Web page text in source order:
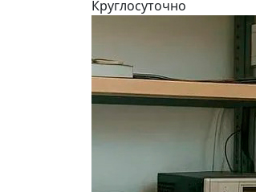
Круглосуточно